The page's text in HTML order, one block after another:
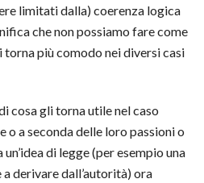
limitati dalla) coerenza logica
che non possiamo fare come
torna più comodo nei diversi casi
cosa gli torna utile nel caso
a seconda delle loro passioni o
di legge (per esempio una
a derivare dall’autorità) ora